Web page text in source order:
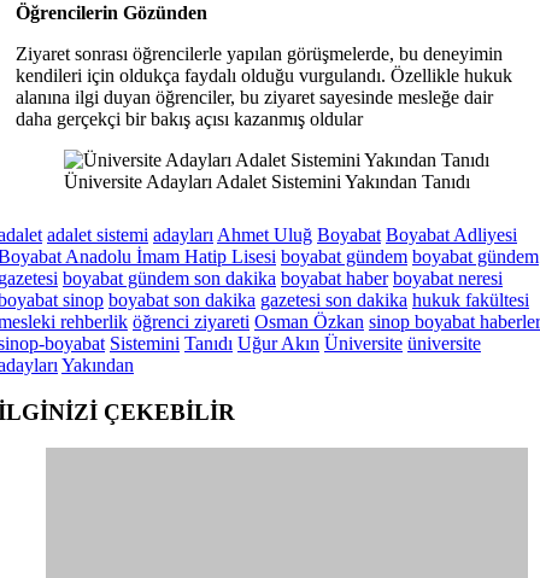
Öğrencilerin Gözünden
Ziyaret sonrası öğrencilerle yapılan görüşmelerde, bu deneyimin
kendileri için oldukça faydalı olduğu vurgulandı. Özellikle hukuk
alanına ilgi duyan öğrenciler, bu ziyaret sayesinde mesleğe dair
daha gerçekçi bir bakış açısı kazanmış oldular
Üniversite Adayları Adalet Sistemini Yakından Tanıdı
adalet sistemi adayları Ahmet Uluğ Boyabat Boyabat Adliyesi
Anadolu İmam Hatip Lisesi boyabat gündem boyabat gündem
boyabat gündem son dakika boyabat haber boyabat neresi
sinop boyabat son dakika gazetesi son dakika hukuk fakültesi
rehberlik öğrenci ziyareti Osman Özkan sinop boyabat haberler
boyabat Sistemini Tanıdı Uğur Akın Üniversite üniversite
Yakından
ÇEKEBİLİR